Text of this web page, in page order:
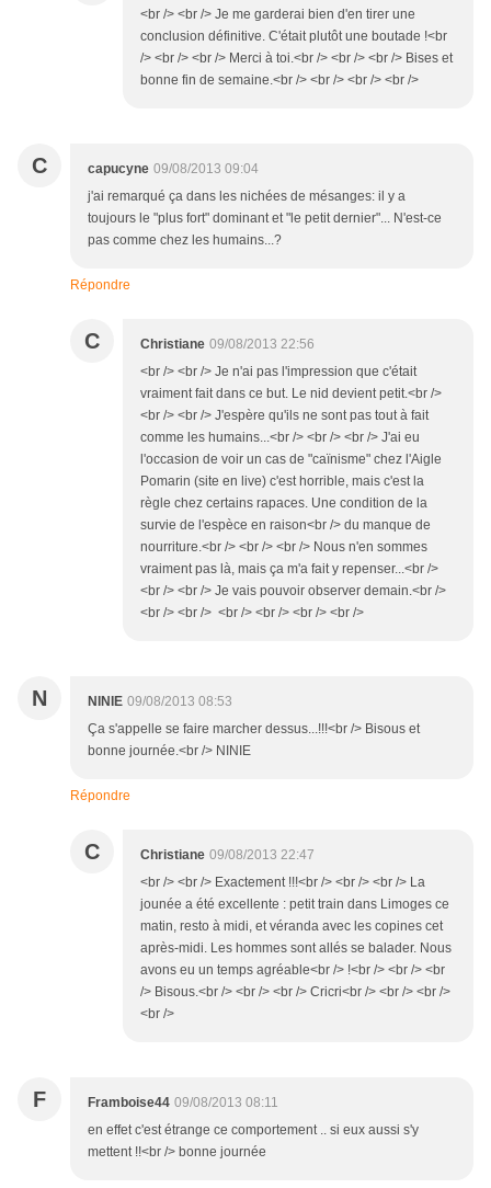
<br /> <br /> Je me garderai bien d'en tirer une
conclusion définitive. C'était plutôt une boutade !<br
/> <br /> <br /> Merci à toi.<br /> <br /> <br /> Bises et
bonne fin de semaine.<br /> <br /> <br /> <br />
C capucyne 09/08/2013 09:04
j'ai remarqué ça dans les nichées de mésanges: il y a
toujours le "plus fort" dominant et "le petit dernier"... N'est-ce
pas comme chez les humains...?
Répondre
C Christiane 09/08/2013 22:56
<br /> <br /> Je n'ai pas l'impression que c'était
vraiment fait dans ce but. Le nid devient petit.<br />
<br /> <br /> J'espère qu'ils ne sont pas tout à fait
comme les humains...<br /> <br /> <br /> J'ai eu
l'occasion de voir un cas de "caïnisme" chez l'Aigle
Pomarin (site en live) c'est horrible, mais c'est la
règle chez certains rapaces. Une condition de la
survie de l'espèce en raison<br /> du manque de
nourriture.<br /> <br /> <br /> Nous n'en sommes
vraiment pas là, mais ça m'a fait y repenser...<br />
<br /> <br /> Je vais pouvoir observer demain.<br />
<br /> <br /> <br /> <br /> <br /> <br />
N NINIE 09/08/2013 08:53
Ça s'appelle se faire marcher dessus...!!!<br /> Bisous et
bonne journée.<br /> NINIE
Répondre
C Christiane 09/08/2013 22:47
<br /> <br /> Exactement !!!<br /> <br /> <br /> La
jounée a été excellente : petit train dans Limoges ce
matin, resto à midi, et véranda avec les copines cet
après-midi. Les hommes sont allés se balader. Nous
avons eu un temps agréable<br /> !<br /> <br /> <br
/> Bisous.<br /> <br /> <br /> Cricri<br /> <br /> <br />
<br />
F Framboise44 09/08/2013 08:11
en effet c'est étrange ce comportement .. si eux aussi s'y
mettent !!<br /> bonne journée